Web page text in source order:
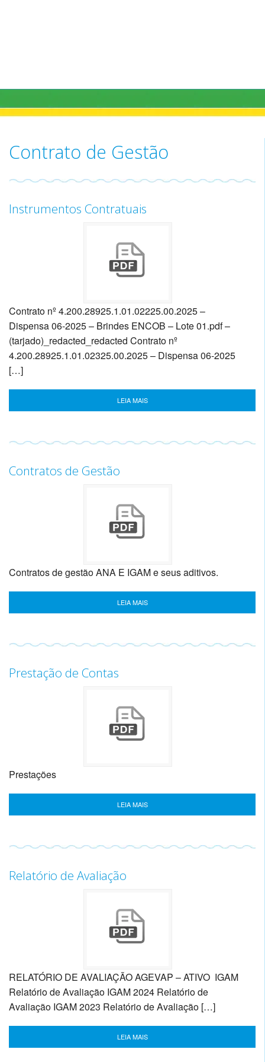
Contrato de Gestão
Instrumentos Contratuais
Contrato nº 4.200.28925.1.01.02225.00.2025 –
Dispensa 06-2025 – Brindes ENCOB – Lote 01.pdf –
(tarjado)_redacted_redacted Contrato nº
4.200.28925.1.01.02325.00.2025 – Dispensa 06-2025
[…]
LEIA MAIS
Contratos de Gestão
Contratos de gestão ANA E IGAM e seus aditivos.
LEIA MAIS
Prestação de Contas
Prestações
LEIA MAIS
Relatório de Avaliação
RELATÓRIO DE AVALIAÇÃO AGEVAP – ATIVO IGAM
Relatório de Avaliação IGAM 2024 Relatório de
Avaliação IGAM 2023 Relatório de Avaliação […]
LEIA MAIS